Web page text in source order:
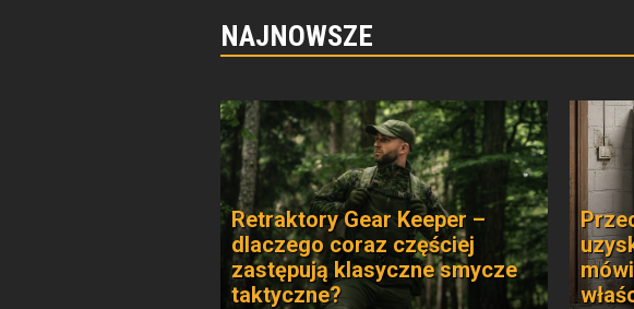
NAJNOWSZE
Retraktory Gear Keeper –
dlaczego coraz częściej
zastępują klasyczne smycze
taktyczne?